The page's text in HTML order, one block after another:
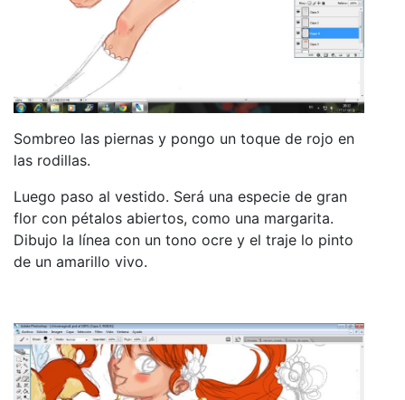
Sombreo las piernas y pongo un toque de rojo en
las rodillas.
Luego paso al vestido. Será una especie de gran
flor con pétalos abiertos, como una margarita.
Dibujo la línea con un tono ocre y el traje lo pinto
de un amarillo vivo.